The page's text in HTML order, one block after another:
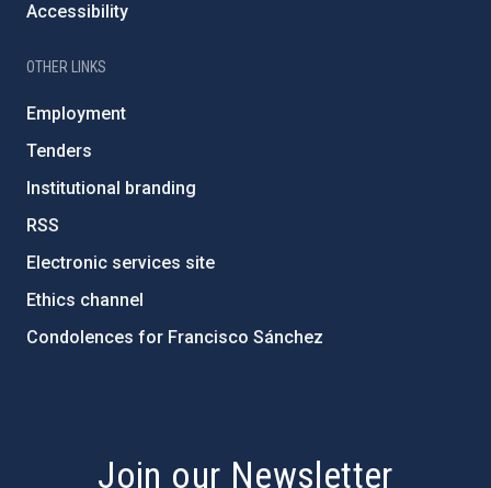
Accessibility
OTHER LINKS
Employment
Tenders
Institutional branding
RSS
Electronic services site
Ethics channel
Condolences for Francisco Sánchez
Join our Newsletter